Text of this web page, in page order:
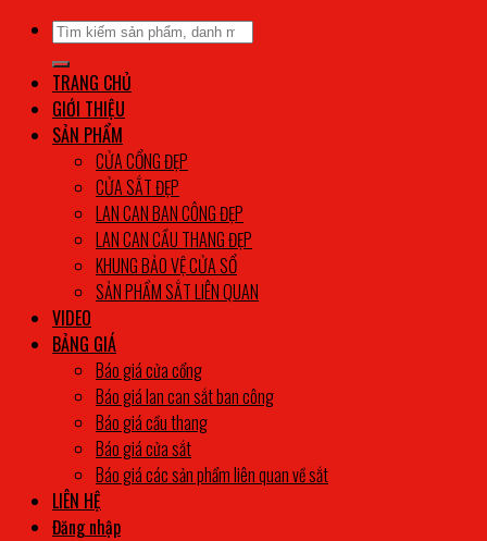
Tìm
kiếm:
TRANG CHỦ
GIỚI THIỆU
SẢN PHẨM
CỬA CỔNG ĐẸP
CỬA SẮT ĐẸP
LAN CAN BAN CÔNG ĐẸP
LAN CAN CẦU THANG ĐẸP
KHUNG BẢO VỆ CỬA SỔ
SẢN PHẨM SẮT LIÊN QUAN
VIDEO
BẢNG GIÁ
Báo giá cửa cổng
Báo giá lan can sắt ban công
Báo giá cầu thang
Báo giá cửa sắt
Báo giá các sản phẩm liên quan về sắt
LIÊN HỆ
Đăng nhập